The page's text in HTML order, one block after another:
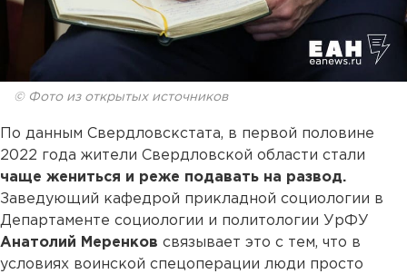
© Фото из открытых источников
По данным Свердловскстата, в первой половине
2022 года жители Свердловской области стали
чаще жениться и реже подавать на развод.
Заведующий кафедрой прикладной социологии в
Департаменте социологии и политологии УрФУ
Анатолий Меренков связывает это с тем, что в
условиях воинской спецоперации люди просто